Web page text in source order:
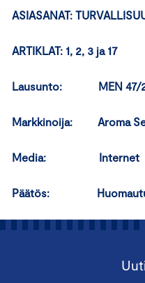
ASIASANAT:
ARTIKLAT: 1, 2, 3 ja 17
Lausunto: MEN 47/
Markkinoija: Aroma
Media: Internet
Päätös: